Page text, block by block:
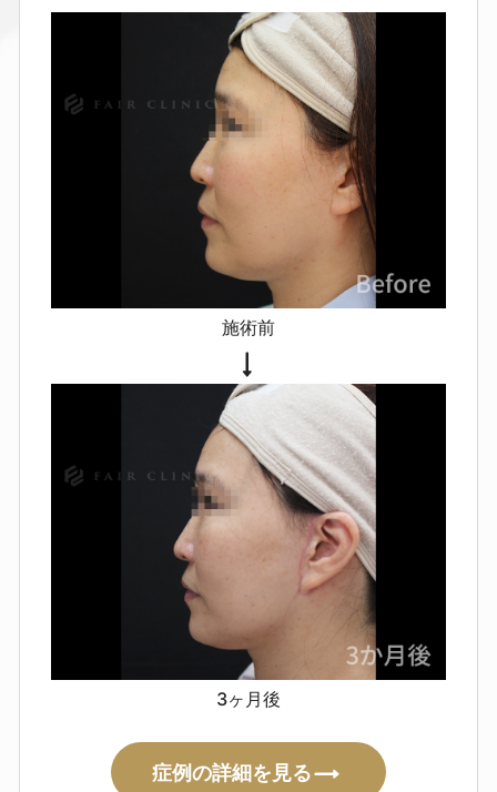
挿入部の赤み・色素沈着
感染・出
血・血腫、創離開
皮膚の凹凸・左
右差が生じることがあります。
迫不足や体質により、硬さ・しこり
が長引く場合があります。
瘢痕が目立つことがあります（体質
による）。
フェイスリフト
だるさ・熱感・むくみ・かゆみ・軽
い発熱などの全身症状
傷周囲の赤
み・盛り上がり・硬さ（体質により
長引くことがあります）
血腫、むくみの遷延
により痛みや腫れが強くなる、長引
左右差や、表情の変化を「違和
感」と感じること
耳の形・耳たぶ
の位置などがわずかに変化する可能
ごく稀に、アレルギー反応・シ
ョックなど全身的な合併症
施術前
3ヶ月後
症例の詳細を見る